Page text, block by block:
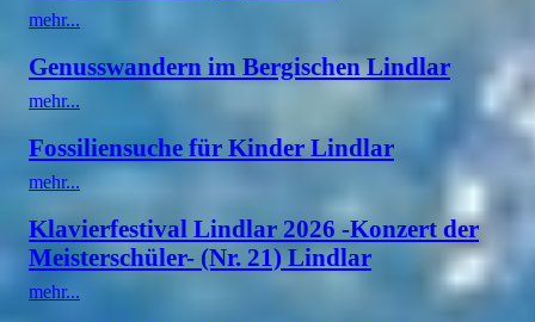
mehr...
Genusswandern im Bergischen Lindlar
mehr...
Fossiliensuche für Kinder Lindlar
mehr...
Klavierfestival Lindlar 2026 -Konzert der
Meisterschüler- (Nr. 21) Lindlar
mehr...